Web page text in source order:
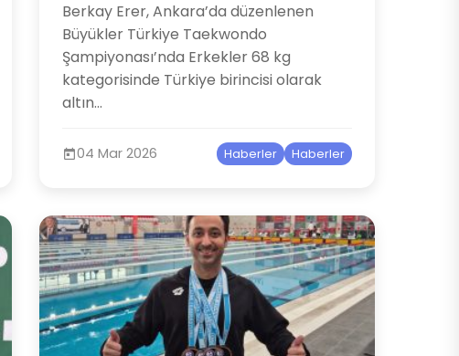
Berkay Erer, Ankara’da düzenlenen
Büyükler Türkiye Taekwondo
Şampiyonası’nda Erkekler 68 kg
kategorisinde Türkiye birincisi olarak
altın...
04 Mar 2026 Haberler Haberler